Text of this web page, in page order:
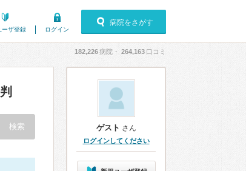
ーザ登録 ログイン
病院をさがす
182,226病院・ 264,163 口コミ
ゲスト さん
ログインしてください